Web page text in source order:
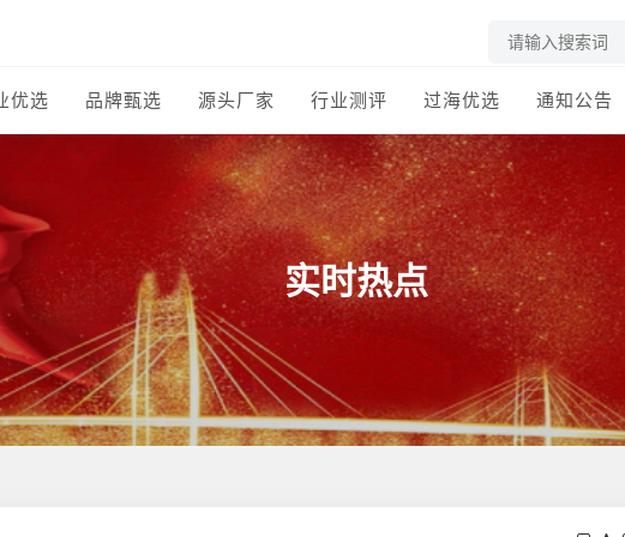
优选 品牌甄选 源头厂家 行业测评 过海优选 通知公告
实时热点